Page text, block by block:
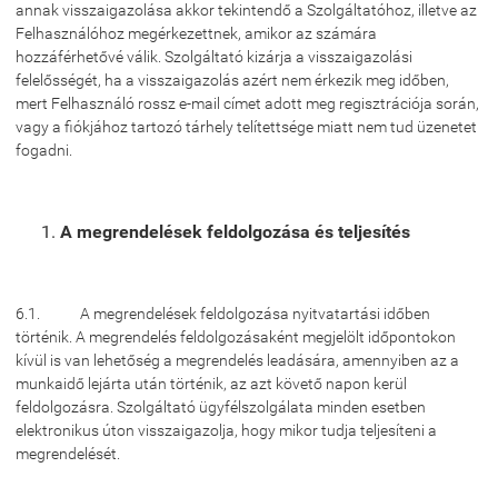
annak visszaigazolása akkor tekintendő a Szolgáltatóhoz, illetve az
Felhasználóhoz megérkezettnek, amikor az számára
hozzáférhetővé válik. Szolgáltató kizárja a visszaigazolási
felelősségét, ha a visszaigazolás azért nem érkezik meg időben,
mert Felhasználó rossz e-mail címet adott meg regisztrációja során,
vagy a fiókjához tartozó tárhely telítettsége miatt nem tud üzenetet
fogadni.
A megrendelések feldolgozása és teljesítés
6.1. A megrendelések feldolgozása nyitvatartási időben
történik. A megrendelés feldolgozásaként megjelölt időpontokon
kívül is van lehetőség a megrendelés leadására, amennyiben az a
munkaidő lejárta után történik, az azt követő napon kerül
feldolgozásra. Szolgáltató ügyfélszolgálata minden esetben
elektronikus úton visszaigazolja, hogy mikor tudja teljesíteni a
megrendelését.